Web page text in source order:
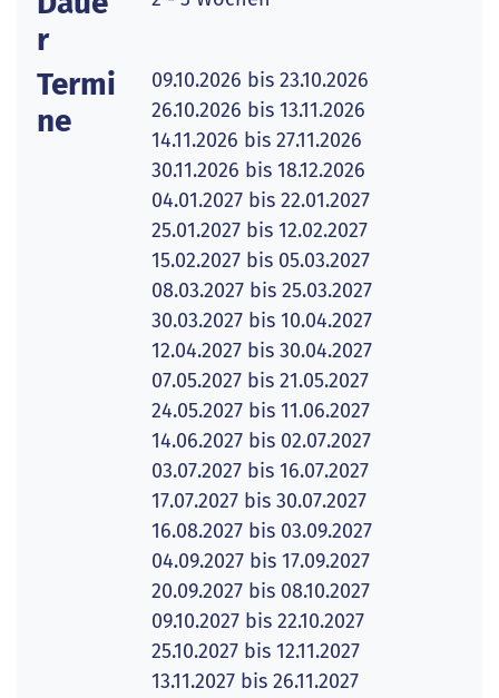
r
Termi
ne
09.10.2026 bis 23.10.2026
26.10.2026 bis 13.11.2026
14.11.2026 bis 27.11.2026
30.11.2026 bis 18.12.2026
04.01.2027 bis 22.01.2027
25.01.2027 bis 12.02.2027
15.02.2027 bis 05.03.2027
08.03.2027 bis 25.03.2027
30.03.2027 bis 10.04.2027
12.04.2027 bis 30.04.2027
07.05.2027 bis 21.05.2027
24.05.2027 bis 11.06.2027
14.06.2027 bis 02.07.2027
03.07.2027 bis 16.07.2027
17.07.2027 bis 30.07.2027
16.08.2027 bis 03.09.2027
04.09.2027 bis 17.09.2027
20.09.2027 bis 08.10.2027
09.10.2027 bis 22.10.2027
25.10.2027 bis 12.11.2027
13.11.2027 bis 26.11.2027